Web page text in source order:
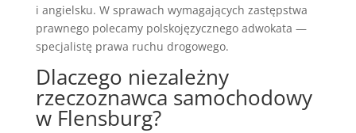
i angielsku. W sprawach wymagających zastępstwa
prawnego polecamy polskojęzycznego adwokata —
specjalistę prawa ruchu drogowego.
Dlaczego niezależny
rzeczoznawca samochodowy
w Flensburg?